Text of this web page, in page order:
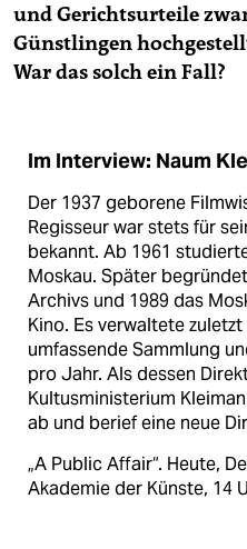
und Gerichtsurteile
Günstlingen
War das solch ein Fall?
Im Interview: Naum
Der 1937 geborene
Regisseur war stets für
bekannt. Ab 1961
Moskau. Später
Archivs und 1989 das
Kino. Es verwaltete
umfassende Sammlung
pro Jahr. Als dessen
Kultusministerium
ab und berief eine neue
„A Public Affair“. Heute,
Akademie der Künste, 14